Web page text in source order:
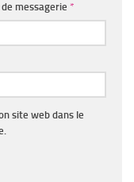
messagerie *
site web dans le